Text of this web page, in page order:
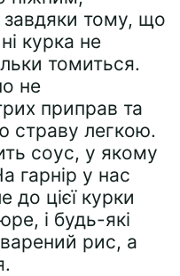
тому, що
курка не
томиться.
не
приправ та
страву легкою.
соус, у якому
гарнір у нас
до цієї курки
і будь-які
рис, а